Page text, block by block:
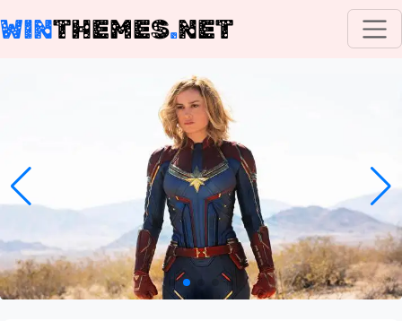
WINTHEMES.NET